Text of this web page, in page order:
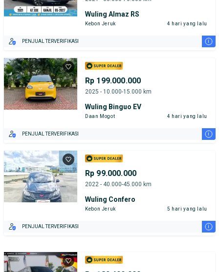
Wuling Almaz RS
Kebon Jeruk 4 hari yang lalu
PENJUAL TERVERIFIKASI i
Rp 199.000.000
2025 - 10.000-15.000 km
Wuling Binguo EV
Daan Mogot 4 hari yang lalu
PENJUAL TERVERIFIKASI i
Rp 99.000.000
2022 - 40.000-45.000 km
Wuling Confero
Kebon Jeruk 5 hari yang lalu
PENJUAL TERVERIFIKASI i